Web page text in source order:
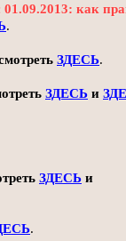
как
.
ЗДЕСЬ.
ЗДЕСЬ и
ЗДЕСЬ и
.